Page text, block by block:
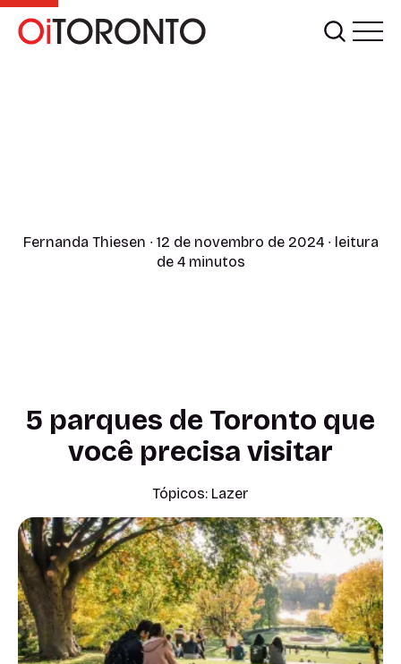
Fernanda Thiesen ∙ 12 de novembro de 2024 ∙ leitura
de 4 minutos
5 parques de Toronto que
você precisa visitar
Tópicos: Lazer